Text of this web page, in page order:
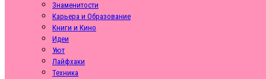
Знаменитости
Карьера и Образование
Книги и Кино
Идеи
Уют
Лайфхаки
Техника